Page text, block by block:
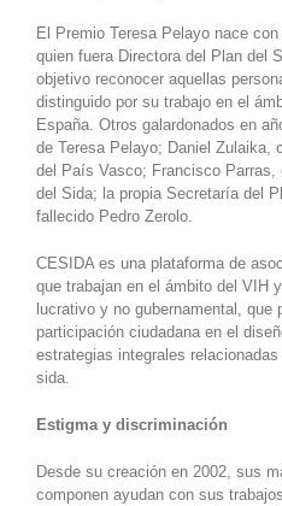
El Premio Teresa Pelayo nace
quien fuera Directora del Plan del
objetivo reconocer aquellas
distinguido por su trabajo en el
España. Otros galardonados en
de Teresa Pelayo; Daniel Zulaika,
del País Vasco; Francisco Parras,
del Sida; la propia Secretaría del
fallecido Pedro Zerolo.
CESIDA es una plataforma de
que trabajan en el ámbito del VIH
lucrativo y no gubernamental, que
participación ciudadana en el
estrategias integrales
sida.
Estigma y discriminación
Desde su creación en 2002, sus
componen ayudan con sus